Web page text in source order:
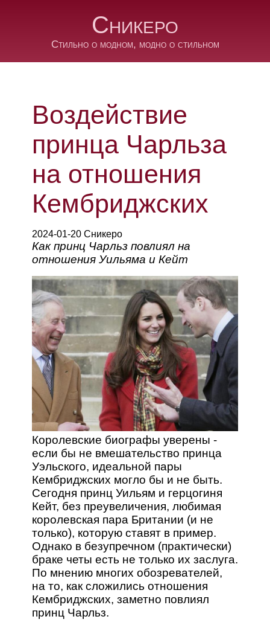
Сникеро
Стильно о модном, модно о стильном
Воздействие
принца Чарльза
на отношения
Кембриджских
2024-01-20 Сникеро
Как принц Чарльз повлиял на
отношения Уильяма и Кейт
Королевские биографы уверены -
если бы не вмешательство принца
Уэльского, идеальной пары
Кембриджских могло бы и не быть.
Сегодня принц Уильям и герцогиня
Кейт, без преувеличения, любимая
королевская пара Британии (и не
только), которую ставят в пример.
Однако в безупречном (практически)
браке четы есть не только их заслуга.
По мнению многих обозревателей,
на то, как сложились отношения
Кембриджских, заметно повлиял
принц Чарльз.